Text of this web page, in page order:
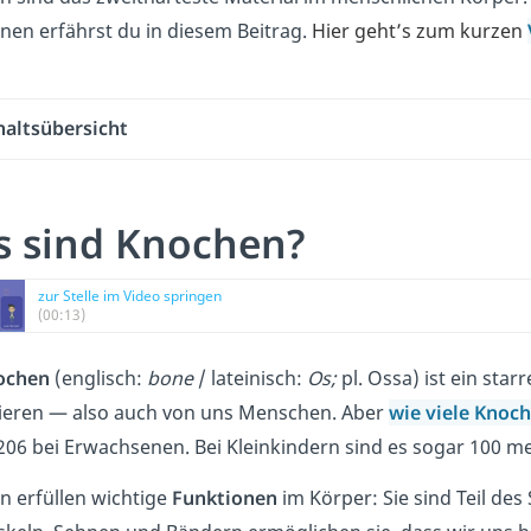
erfährst du in diesem Beitrag. Hier geht’s zum kurzen
sind Knochen?
zur Stelle im Video springen
(00:13)
(englisch: bone/ lateinisch: Os;pl. Ossa) ist ein
— also auch von uns Menschen. Aberwie viele
bei Erwachsenen. Bei Kleinkindern sind es sogar 100
erfüllen wichtige Funktionen im Körper: Sie sind Teil